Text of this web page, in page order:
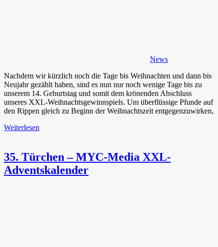
News
Nachdem wir kürzlich noch die Tage bis Weihnachten und dann bis
Neujahr gezählt haben, sind es nun nur noch wenige Tage bis zu
unserem 14. Geburtstag und somit dem krönenden Abschluss
unseres XXL-Weihnachtsgewinnspiels. Um überflüssige Pfunde auf
den Rippen gleich zu Beginn der Weihnachtszeit entgegenzuwirken,
Weiterlesen
35. Türchen – MYC-Media XXL-
Adventskalender